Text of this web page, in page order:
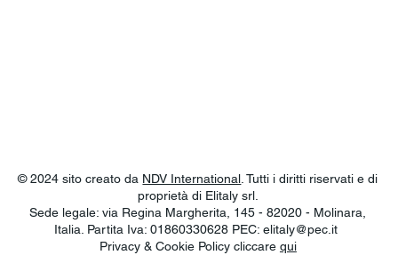
© 2024 sito creato da NDV International. Tutti i diritti riservati e di
proprietà di Elitaly srl.
Sede legale: via Regina Margherita, 145 - 82020 - Molinara,
Italia. Partita Iva: 01860330628 PEC:elitaly@pec.it
Privacy & Cookie Policy cliccare qui